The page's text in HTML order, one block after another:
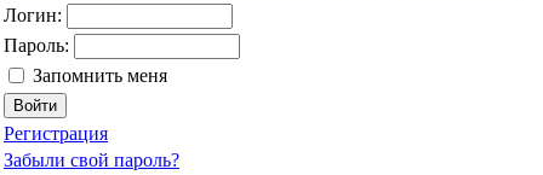
Логин:
Пароль:
Запомнить меня
Регистрация
Забыли свой пароль?